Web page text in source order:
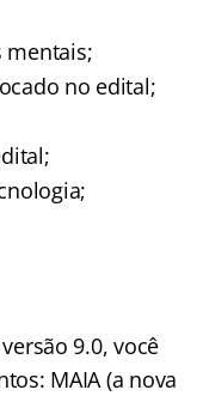
mentais;
no edital;
9.0, você
MAIA (a nova